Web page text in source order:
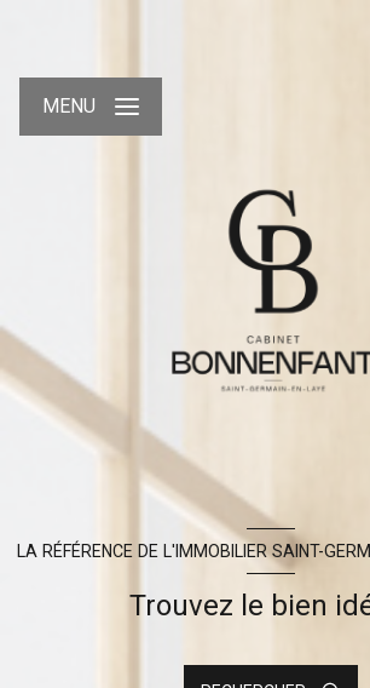
MENU
LA RÉFÉRENCE DE L'IMMOBILIER SAINT-
Trouvez le bien